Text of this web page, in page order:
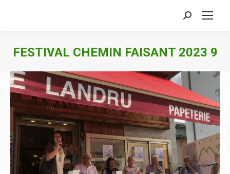
Search:
FESTIVAL CHEMIN FAISANT 2023 9